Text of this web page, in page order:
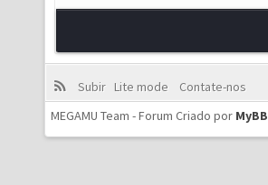
Subir Lite mode
Contate-nos
MEGAMU Team - Forum Criado por MyBB